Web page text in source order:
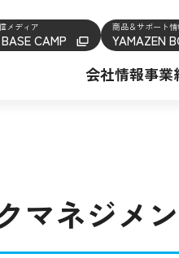
メディア
CAMP
商品＆サポート情
YAMAZEN
会社情報事業
マネジメ